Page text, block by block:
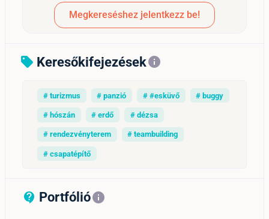
Megkereséshez jelentkezz be!
sell Keresőkifejezésekinfo
# turizmus # panzió # #esküvő # buggy
# hószán # erdő # dézsa
# rendezvényterem # teambuilding
# csapatépítő
contact_support_outline
Portfólióinfo